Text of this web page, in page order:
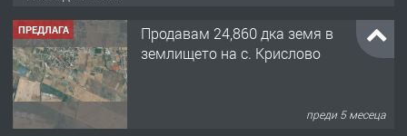
ПРЕДЛАГА
Продавам 24,860 дка земя в
землището на с. Крислово
преди 5 месеца